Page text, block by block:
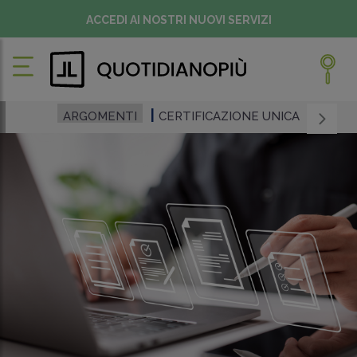
ACCEDI AI NOSTRI NUOVI SERVIZI
ARGOMENTI CERTIFICAZIONE UNICA